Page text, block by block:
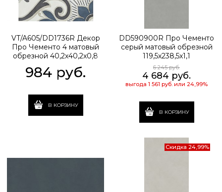
VT/A605/DD1736R Декор
Про Чементо 4 матовый
обрезной 40,2x40,2x0,8
984 руб.
В КОРЗИНУ
DD590900R Про Чементо
серый матовый обрезной
119,5x238,5x1,1
6 245 руб.
4 684 руб.
выгода 1 561 руб. или 24,99%
В КОРЗИНУ
Скидка 24,99%